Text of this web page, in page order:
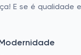
E se é qualidade